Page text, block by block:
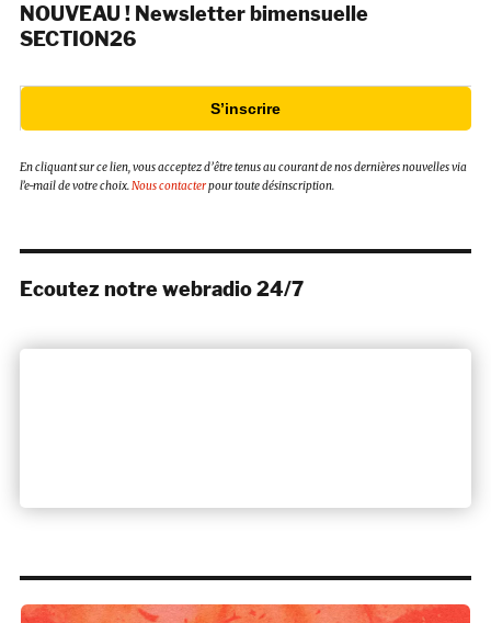
NOUVEAU ! Newsletter bimensuelle
SECTION26
S’inscrire
En cliquant sur ce lien, vous acceptez d’être tenus au courant de nos dernières nouvelles via
l’e-mail de votre choix.Nous contacterpour toute désinscription.
Ecoutez notre webradio 24/7